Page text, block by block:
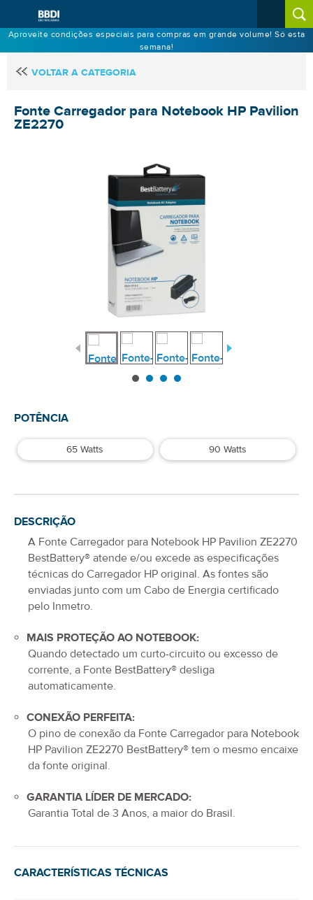
Aproveite condições especiais para compras em grande volume! Só esta
semana!
VOLTAR A CATEGORIA
Fonte Carregador para Notebook HP Pavilion
ZE2270
POTÊNCIA
65 Watts 90 Watts
DESCRIÇÃO
A Fonte Carregador para Notebook HP Pavilion ZE2270
BestBattery® atende e/ou excede as especificações
técnicas do Carregador HP original. As fontes são
enviadas junto com um Cabo de Energia certificado
pelo Inmetro.
MAIS PROTEÇÃO AO NOTEBOOK:
Quando detectado um curto-circuito ou excesso de
corrente, a Fonte BestBattery® desliga
automaticamente.
CONEXÃO PERFEITA:
O pino de conexão da Fonte Carregador para Notebook
HP Pavilion ZE2270 BestBattery® tem o mesmo encaixe
da fonte original.
GARANTIA LÍDER DE MERCADO:
Garantia Total de 3 Anos, a maior do Brasil.
CARACTERÍSTICAS TÉCNICAS